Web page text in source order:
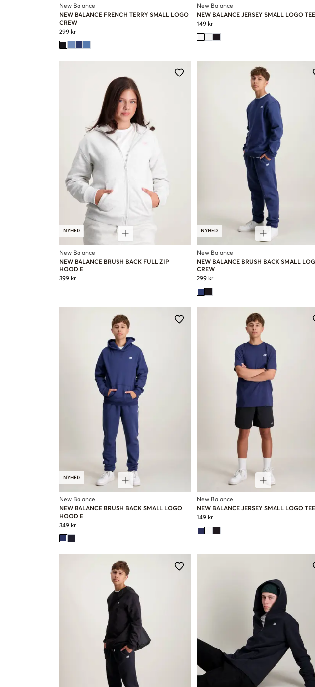
New Balance
NEW BALANCE FRENCH TERRY SMALL LOGO
CREW
299 kr
New Balance
NEW BALANCE JERSEY SMALL LOGO TEE
149 kr
NYHED
New Balance
NEW BALANCE BRUSH BACK FULL ZIP
HOODIE
399 kr
NYHED
New Balance
NEW BALANCE BRUSH BACK SMALL
CREW
299 kr
NYHED
New Balance
NEW BALANCE BRUSH BACK SMALL LOGO
HOODIE
349 kr
New Balance
NEW BALANCE JERSEY SMALL LOGO TEE
149 kr